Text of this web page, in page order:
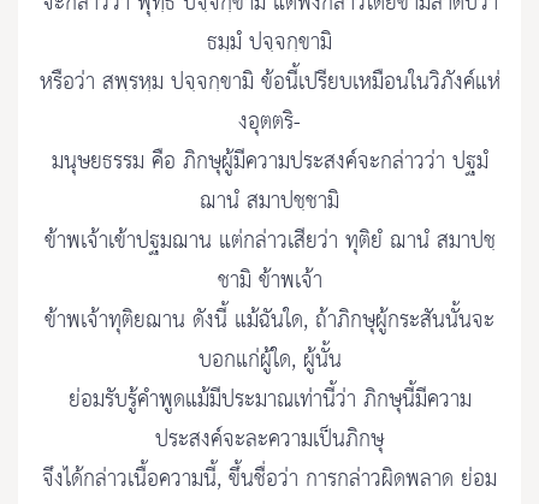
ธมฺมํ ปจฺจกฺขามิ
หรือว่า สพฺรหฺม ปจฺจกฺขามิ ข้อนี้เปรียบเหมือนในวิภังค์แห่
งอุตตริ-
มนุษยธรรม คือ ภิกษุผู้มีความประสงค์จะกล่าวว่า ปฐมํ
ฌานํ สมาปชฺชามิ
ข้าพเจ้าเข้าปฐมฌาน แต่กล่าวเสียว่า ทุติยํ ฌานํ สมาปชฺ
ชามิ ข้าพเจ้า
ข้าพเจ้าทุติยฌาน ดังนี้ แม้ฉันใด, ถ้าภิกษุผู้กระสันนั้นจะ
บอกแก่ผู้ใด, ผู้นั้น
ย่อมรับรู้คำพูดแม้มีประมาณเท่านี้ว่า ภิกษุนี้มีความ
ประสงค์จะละความเป็นภิกษุ
จึงได้กล่าวเนื้อความนี้, ขึ้นชื่อว่า การกล่าวผิดพลาด ย่อม